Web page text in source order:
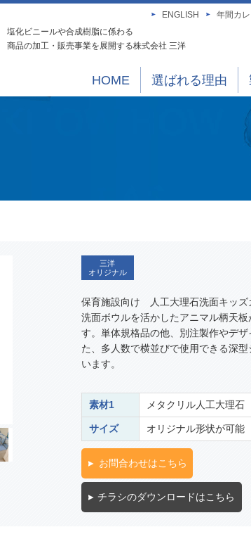
ENGLISH 年間カ
塩化ビニールや合成樹脂に係わる
商品の加工・販売事業を展開する株式会社 三洋
HOME 選ばれる理由
三洋
オリジナル
保育施設向け 人工大理石洗面キッズ
洗面ボウルを活かしたアニマル柄天
す。単体規格品の他、別注製作やデザ
た、多人数で横並びで使用できる深
います。
素材1 メタクリル人工大理石
サイズ オリジナル形状が可能
お問合わせはこちら
チラシのダウンロードはこちら